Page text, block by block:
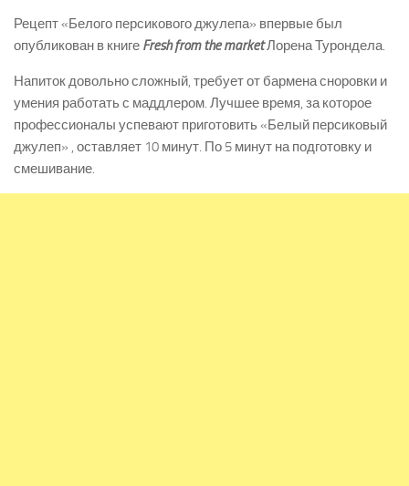
Рецепт «Белого персикового джулепа» впервые был
опубликован в книге Fresh from the marketЛорена Турондела.
Напиток довольно сложный, требует от бармена сноровки и
умения работать с маддлером. Лучшее время, за которое
профессионалы успевают приготовить «Белый персиковый
джулеп» , оставляет 10 минут. По 5 минут на подготовку и
смешивание.